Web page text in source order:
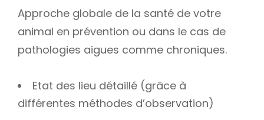
Approche globale de la santé de votre
animal en prévention ou dans le cas de
pathologies aigues comme chroniques.
Etat des lieu détaillé (grâce à
différentes méthodes d’observation)